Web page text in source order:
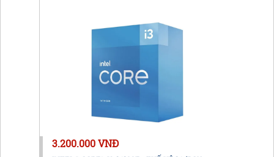
3.200.000 VNĐ